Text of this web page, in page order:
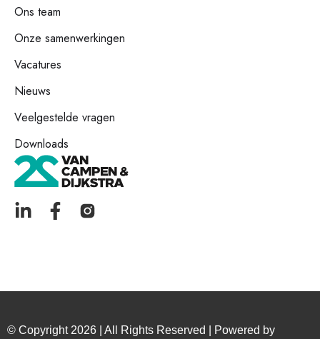
Ons team
Onze samenwerkingen
Vacatures
Nieuws
Veelgestelde vragen
Downloads
© Copyright 2026 | All Rights Reserved | Powered by